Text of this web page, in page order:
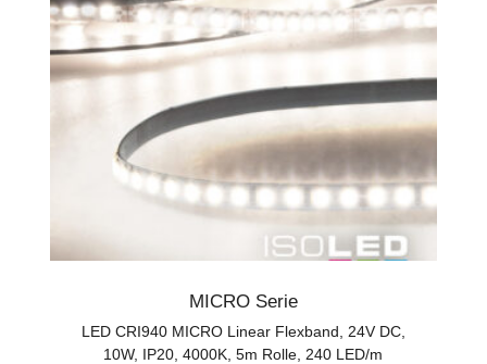
MICRO Serie
LED CRI940 MICRO Linear Flexband, 24V DC,
10W, IP20, 4000K, 5m Rolle, 240 LED/m